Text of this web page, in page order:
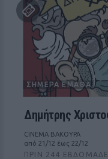
ΣΉΜΕΡΑ ΈΜΑΘΑ
Δημήτρης
CINEMA ΒΑΚΟΥΡΑ
από 21/12 έως 22/12
ΠΡΙΝ 244